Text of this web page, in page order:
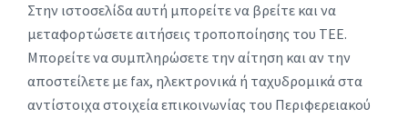
Στην ιστοσελίδα αυτή μπορείτε να βρείτε και να
μεταφορτώσετε αιτήσεις τροποποίησης του ΤΕΕ.
Μπορείτε να συμπληρώσετε την αίτηση και αν την
αποστείλετε με fax, ηλεκτρονικά ή ταχυδρομικά στα
αντίστοιχα στοιχεία επικοινωνίας του Περιφερειακού